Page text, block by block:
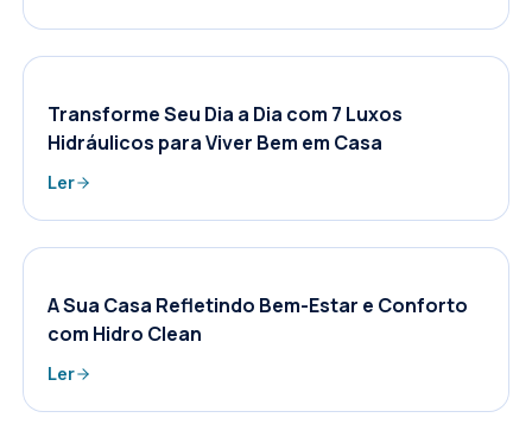
Transforme Seu Dia a Dia com 7 Luxos
Hidráulicos para Viver Bem em Casa
Ler
A Sua Casa Refletindo Bem-Estar e Conforto
com Hidro Clean
Ler